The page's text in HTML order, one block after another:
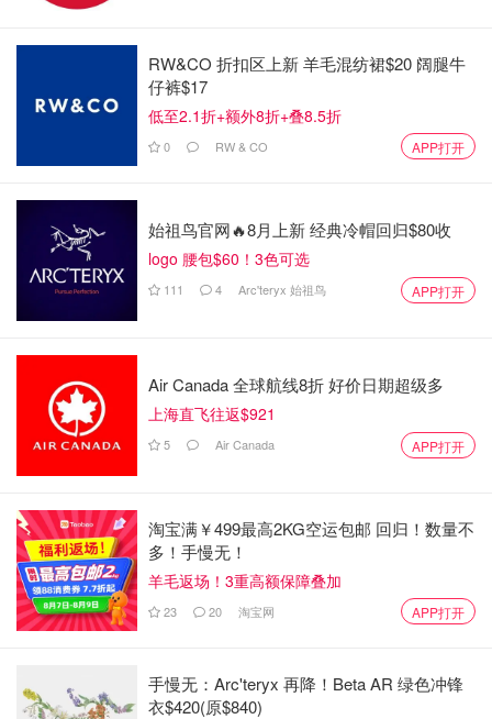
美国皮肤科医生最推荐的三大温和品牌之一，常常被敏感皮
和痘皮盆友用来和丝塔芙比较；近两年CeraVe风头更胜一
筹。其中明星单品之一就是这个口碑很好的
。
Cerave面部保湿晚霜
$19.99 $24.99
4. Fresh 莲花面霜
RW&CO 折扣区上新 羊毛混纺裙$20 阔腿牛
仔裤$17
低至2.1折+额外8折+叠8.5折
0 RW & CO APP打开
始祖鸟官网🔥8月上新 经典冷帽回归$80收
logo 腰包$60！3色可选
111 4 Arc'teryx 始祖鸟 APP打开
Air Canada 全球航线8折 好价日期超级多
上海直飞往返$921
5 Air Canada APP打开
淘宝满￥499最高2KG空运包邮 回归！数量不
多！手慢无！
羊毛返场！3重高额保障叠加
23 20 淘宝网 APP打开
手慢无：Arc'teryx 再降！Beta AR 绿色冲锋
衣$420(原$840)